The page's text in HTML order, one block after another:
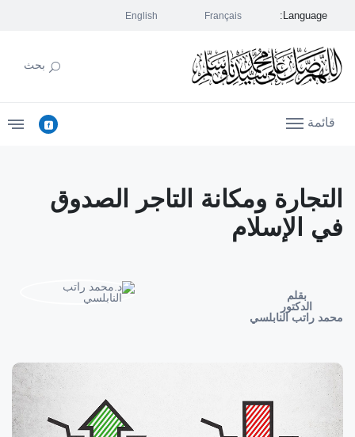
Language:
English Français
بحث
قائمة
التجارة ومكانة التاجر الصدوق
في الإسلام
بقلم
الدكتور
محمد راتب النابلسي